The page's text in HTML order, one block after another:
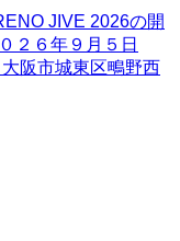
JIVE 2026の開
２６年９月５日
阪市城東区鴫野西